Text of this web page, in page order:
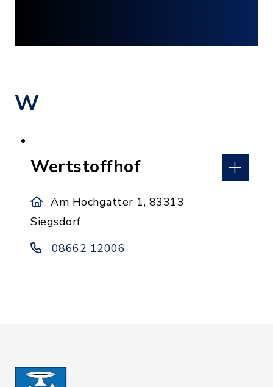
W
Wertstoffhof
Am Hochgatter 1, 83313
Siegsdorf
08662 12006